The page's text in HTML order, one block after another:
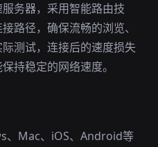
务器，采用智能路由技
路径，确保流畅的浏览、
测试，连接后的速度损失
持稳定的网络速度。
、Mac、iOS、Android等